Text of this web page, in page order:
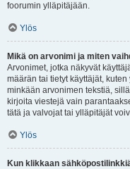
foorumin ylläpitäjään.
Ylös
Mikä on arvonimi ja miten
Arvonimet, jotka näkyvät
määrän tai tietyt käyttäjät,
minkään arvonimen tekstiä,
kirjoita viestejä vain
tätä ja valvojat tai ylläpitäjät
Ylös
Kun klikkaan